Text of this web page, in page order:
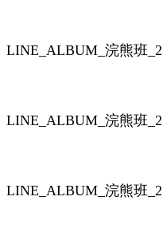
LINE_ALBUM_浣熊班
LINE_ALBUM_浣熊班
LINE_ALBUM_浣熊班